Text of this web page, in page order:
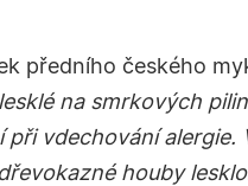
předního českého
na smrkových
vdechování alergie.
houby